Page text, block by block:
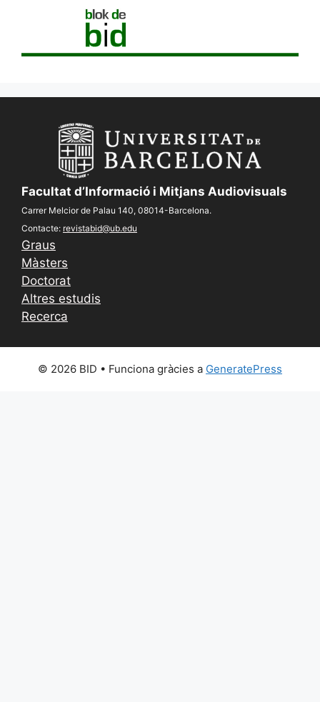
Facultat d’Informació i Mitjans Audiovisuals
Carrer Melcior de Palau 140, 08014-Barcelona.
Contacte: revistabid@ub.edu
Graus
Màsters
Doctorat
Altres estudis
Recerca
© 2026 BID • Funciona gràcies a GeneratePress